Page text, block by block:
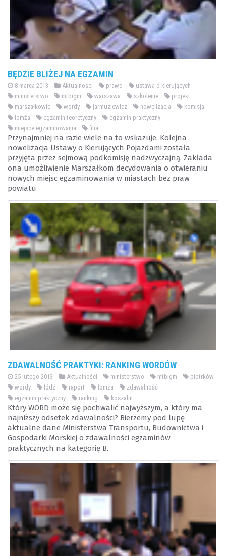
BĘDZIE BLIŻEJ NA EGZAMIN
8 marca 2013 Aktualności prawo
ustawa o kierujących
ministerstwo
mtbigm warszawa szkolenie
projekt
marszałkowie
wordy jarmuziewicz nowelizacja
komisja
łomża
egzamin teoretyczny
egzamin praktyczny
miejsce egzaminowania
filia
Przynajmniej na razie wiele na to wskazuje. Kolejna
nowelizacja Ustawy o Kierujących Pojazdami została
przyjęta przez sejmową podkomisję nadzwyczajną. Zakłada
ona umożliwienie Marszałkom decydowania o otwieraniu
nowych miejsc egzaminowania w miastach bez praw
powiatu
ZDAWALNOŚĆ PRAKTYKI: RANKING WORDÓW
25 lutego 2013 Aktualności ministerstwo mtbigm
piotrków
wordy
łódź raport łomża
zdawalność
egzamin praktyczny
ranking koszalin
Który WORD może się pochwalić najwyższym, a który ma
najniższy odsetek zdawalności? Bierzemy pod lupę
aktualne dane Ministerstwa Transportu, Budownictwa i
Gospodarki Morskiej o zdawalności egzaminów
praktycznych na kategorię B.